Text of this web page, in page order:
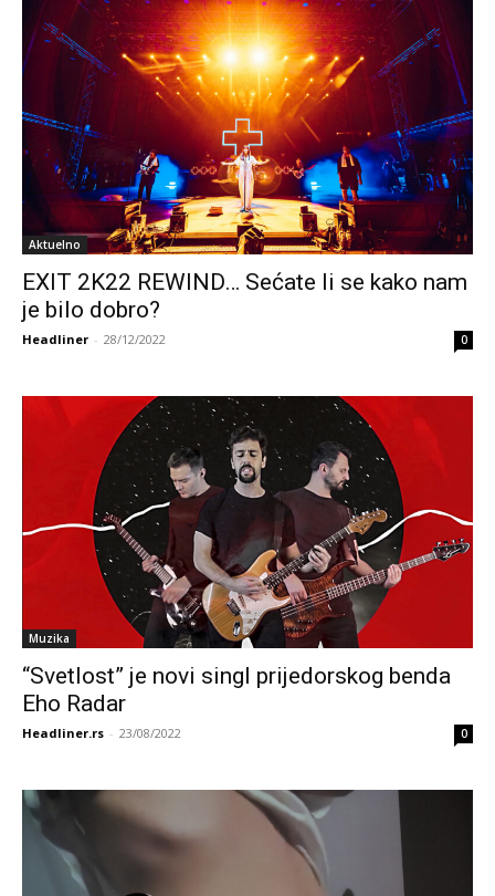
Aktuelno
EXIT 2K22 REWIND… Sećate li se kako nam
je bilo dobro?
Headliner - 28/12/2022 0
Muzika
“Svetlost” je novi singl prijedorskog benda
Eho Radar
Headliner.rs - 23/08/2022 0